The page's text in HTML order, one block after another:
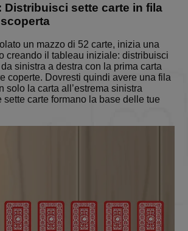
Distribuisci sette carte in fila
un mazzo di 52 carte, inizia una
creando il tableau iniziale: distribuisci
sinistra a destra con la prima carta
coperte. Dovresti quindi avere una fila
solo la carta all’estrema sinistra
sette carte formano la base delle tue